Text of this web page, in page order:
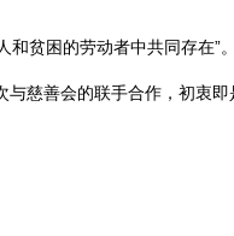
贫困的劳动者中共同存在”
慈善会的联手合作，初衷